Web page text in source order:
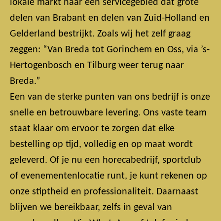
lokale markt naar een servicegebied dat grote
delen van Brabant en delen van Zuid-Holland en
Gelderland bestrijkt. Zoals wij het zelf graag
zeggen: “Van Breda tot Gorinchem en Oss, via ’s-
Hertogenbosch en Tilburg weer terug naar
Breda.”
Een van de sterke punten van ons bedrijf is onze
snelle en betrouwbare levering. Ons vaste team
staat klaar om ervoor te zorgen dat elke
bestelling op tijd, volledig en op maat wordt
geleverd. Of je nu een horecabedrijf, sportclub
of evenementenlocatie runt, je kunt rekenen op
onze stiptheid en professionaliteit. Daarnaast
blijven we bereikbaar, zelfs in geval van